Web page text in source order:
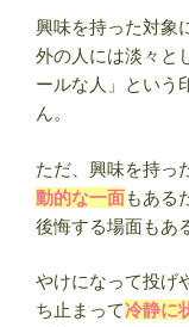
生
日
い】”
興味を持った対象
外の人には淡々と
ールな人」という
ん。
ただ、興味を持っ
動的な一面もある
後悔する場面もあ
やけになって投げ
ち止まって冷静に